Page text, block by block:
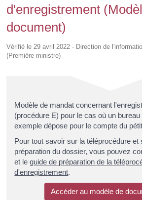
d'enregistrement
document)
Vérifié le 29 avril 2022 - Direction de
(Première ministre)
Modèle de mandat concernant
(procédure E) pour le cas où un bureau
exemple dépose pour le compte du
Pour tout savoir sur la téléprocédure et
préparation du dossier, vous pouvez
et leguide de préparation de la
d'enregistrement.
Accéder au modèle de